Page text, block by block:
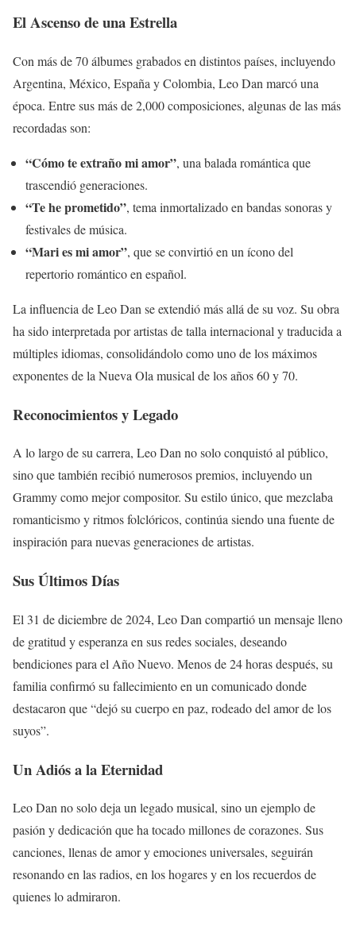
El Ascenso de una Estrella
Con más de 70 álbumes grabados en distintos países, incluyendo
Argentina, México, España y Colombia, Leo Dan marcó una
época. Entre sus más de 2,000 composiciones, algunas de las más
recordadas son:
“Cómo te extraño mi amor”, una balada romántica que
trascendió generaciones.
“Te he prometido”, tema inmortalizado en bandas sonoras y
festivales de música.
“Mari es mi amor”, que se convirtió en un ícono del
repertorio romántico en español.
La influencia de Leo Dan se extendió más allá de su voz. Su obra
ha sido interpretada por artistas de talla internacional y traducida a
múltiples idiomas, consolidándolo como uno de los máximos
exponentes de la Nueva Ola musical de los años 60 y 70.
Reconocimientos y Legado
A lo largo de su carrera, Leo Dan no solo conquistó al público,
sino que también recibió numerosos premios, incluyendo un
Grammy como mejor compositor. Su estilo único, que mezclaba
romanticismo y ritmos folclóricos, continúa siendo una fuente de
inspiración para nuevas generaciones de artistas.
Sus Últimos Días
El 31 de diciembre de 2024, Leo Dan compartió un mensaje lleno
de gratitud y esperanza en sus redes sociales, deseando
bendiciones para el Año Nuevo. Menos de 24 horas después, su
familia confirmó su fallecimiento en un comunicado donde
destacaron que “dejó su cuerpo en paz, rodeado del amor de los
suyos”.
Un Adiós a la Eternidad
Leo Dan no solo deja un legado musical, sino un ejemplo de
pasión y dedicación que ha tocado millones de corazones. Sus
canciones, llenas de amor y emociones universales, seguirán
resonando en las radios, en los hogares y en los recuerdos de
quienes lo admiraron.